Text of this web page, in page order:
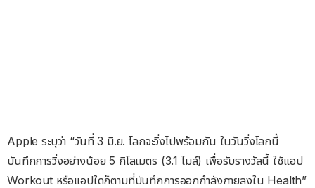
Apple ระบุว่า “วันที่ 3 มิ.ย. โลกจะวิ่งไปพร้อมกัน ในวันวิ่งโลกนี้
บันทึกการวิ่งอย่างน้อย 5 กิโลเมตร (3.1 ไมล์) เพื่อรับรางวัลนี้ ใช้แอป
Workout หรือแอปใดก็ตามที่บันทึกการออกกำลังกายลงใน Health”